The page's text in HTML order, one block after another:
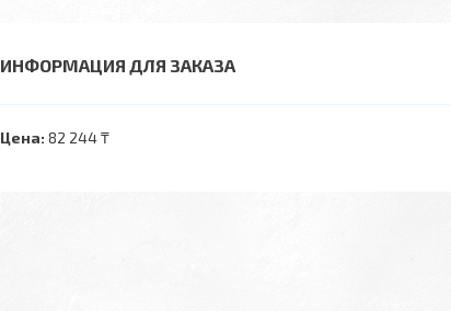
ИНФОРМАЦИЯ ДЛЯ ЗАКАЗА
Цена: 82 244 ₸